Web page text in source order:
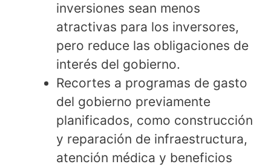
inversiones sean menos
atractivas para los inversores,
pero reduce las obligaciones de
interés del gobierno.
Recortes a programas de gasto
del gobierno previamente
planificados, como construcción
y reparación de infraestructura,
atención médica y beneficios